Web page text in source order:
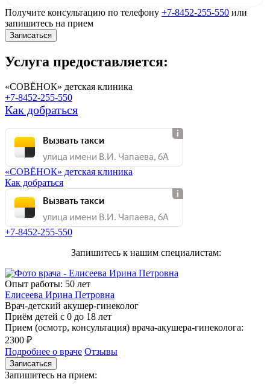
Получите консультацию по телефону +7-8452-255-550 или
запишитесь на прием
Записаться
Услуга предоставляется:
«СОВЁНОК» детская клиника
+7-8452-255-550
Как добраться
Вызвать такси
улица имени В.И. Чапаева, 6А
«СОВЁНОК» детская клиника
Как добраться
Вызвать такси
улица имени В.И. Чапаева, 6А
+7-8452-255-550
Запишитесь к нашим специалистам:
Опыт работы: 50 лет
Елисеева Ирина Петровна
Врач-детский акушер-гинеколог
Приём детей с 0 до 18 лет
Прием (осмотр, консультация) врача-акушера-гинеколога:
2300 ₽
Подробнее о враче Отзывы
Записаться
Запишитесь на прием: